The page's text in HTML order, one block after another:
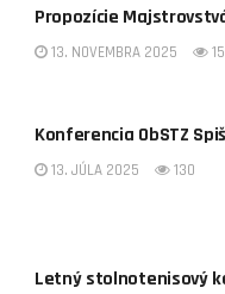
Propozície
13. NOVEMBRA 2025
Konferencia ObSTZ Spiš
13. JÚLA 2025 130
Letný stolnotenisový